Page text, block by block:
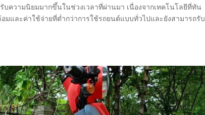
บความนิยมมากขึ้นในช่วงเวลาที่ผ่านมา เนื่องจากเทคโนโลยีที่ทัน
และค่าใช้จ่ายที่ต่ำกว่าการใช้รถยนต์แบบทั่วไปและยังสามารถรับ